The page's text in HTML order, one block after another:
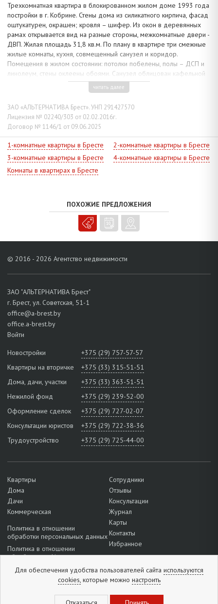
Трехкомнатная квартира в блокированном жилом доме 1993 года
постройки в г. Кобрине. Стены дома из силикатного кирпича, фасад
оштукатурен, окрашен; кровля – шифер. Из окон в деревянных
рамах открывается вид на разные стороны, межкомнатные двери -
ДВП. Жилая площадь 31,8 кв.м. По плану в квартире три смежные
жилые комнаты, кухня, совмещенный санузел и коридор.
Помещения в жилом состоянии: потолки побелены, полы – ДСП и
линолеум, стены оклеены обоями. Санузел облицован кафельной
плиткой, установлена сантехника, чугунная ванна. Комнаты
обставлены практичной мебелью с учетом параметров.
Коммуникации: электричество, газ (отопление – газовый котел),
водоснабжение, канализация - централизованные.
Земельный участок площадью 0,0430 га используется под
огородничество, на огороженной территории есть сарай. Развита
социальная инфраструктура, налажено транспортное сообщение с
другими микрорайонами города.
Всегда рады помочь вам!
читать далее
ЗАО «АЛЬТЕРНАТИВА Брест». УНП 291427570
Лицензия № 02240/303 от 02.02.2016г.
Договор № 1146/1 от 09.06.2025
1-комнатные квартиры в Бресте
2-комнатные квартиры в Бресте
3-комнатные квартиры в Бресте
4-комнатные квартиры в Бресте
Комнаты в квартирах в Бресте
+375 (33) 301-31-78
ПОХОЖИЕ ПРЕДЛОЖЕНИЯ
© 2016 - 2026 Агентство недвижимости
ЗАО "АЛЬТЕРНАТИВА Брест"
г. Брест, ул. Советская, 51-1
office@a-brest.by
office.a-brest.by
Войти
Новостройки
+375 (29) 757-57-57
Квартиры на вторичке
+375 (33) 315-51-51
Дома, дачи, участки
+375 (33) 363-51-51
Нежилой фонд
+375 (29) 239-52-00
Оформление сделок
+375 (29) 727-02-07
Консультации юристов
+375 (29) 722-38-36
Трудоустройство
+375 (29) 725-44-00
Квартиры
Дома
Дачи
Коммерческая
Политика в отношении
обработки персональных данных
Политика в отношении
обработки cookie
Подробнее о настройках файлов
Сотрудники
Отзывы
Консультации
Журнал
Карты
Контакты
Избранное
Для обеспечения удобства пользователей сайта используются
cookies,которые можно настроить